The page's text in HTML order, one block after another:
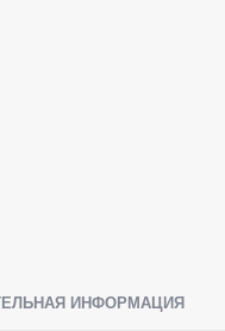
ИНФОРМАЦИЯ